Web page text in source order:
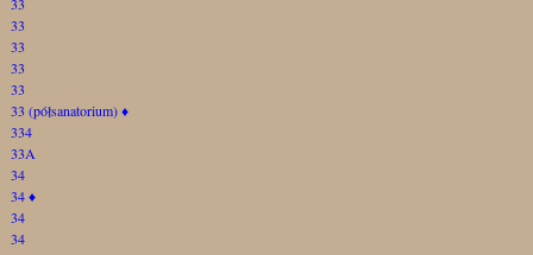
33
33
33
33
33 (półsanatorium)♦
334
33A
34
34♦
34
34